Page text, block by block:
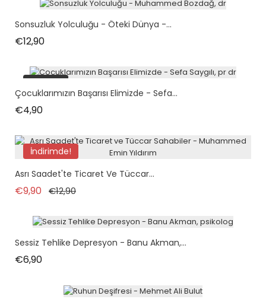
Sonsuzluk Yolculuğu - Öteki Dünya -...
€12,90Fiyat
tükendi
Çocuklarımızın Başarısı Elimizde - Sefa...
€4,90Fiyat
İndirimde!
Asrı Saadet'te Ticaret Ve Tüccar...
€9,90 Normal fiyat
€12,90Fiyat
Sessiz Tehlike Depresyon - Banu Akman,...
€6,90Fiyat